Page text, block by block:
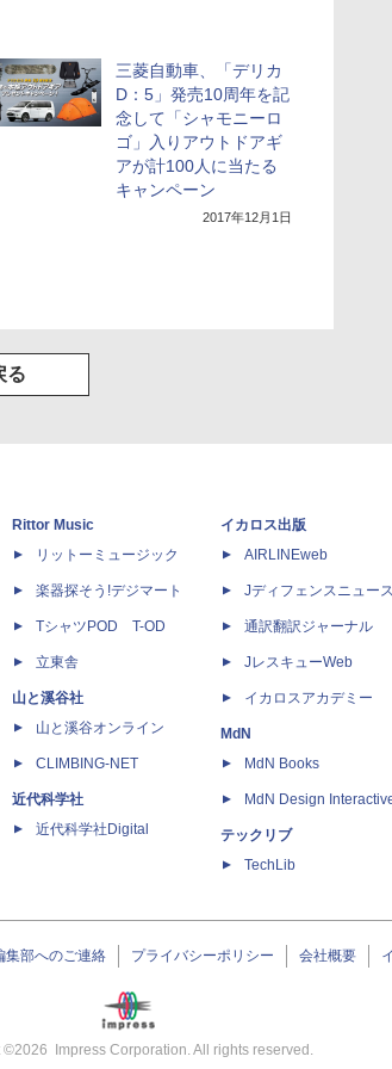
三菱自動車、「デリカ
D：5」発売10周年を記
念して「シャモニーロ
ゴ」入りアウトドアギ
アが計100人に当たる
キャンペーン
2017年12月1日
る
Rittor Music
リットーミュージック
楽器探そう!デジマート
TシャツPOD T-OD
立東舎
山と溪谷社
山と溪谷オンライン
CLIMBING-NET
近代科学社
近代科学社Digital
イカロス出版
AIRLINEweb
Jディフェンスニュー
通訳翻訳ジャーナル
JレスキューWeb
イカロスアカデミー
MdN
MdN Books
MdN Design
テックリブ
TechLib
集部へのご連絡 プライバシーポリシー 会社概要
©2026 Impress Corporation. All rights reserved.